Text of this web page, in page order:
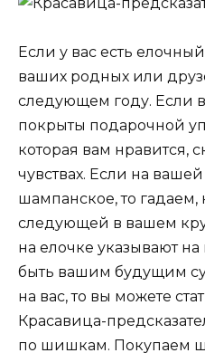
Если у вас есть
ваших родных или
следующем году. Если
покрыты подарочной
которая вам нравится,
чувствах. Если на
шампанское, то гадаем,
следующей в вашем
на елочке указывают
быть вашим будущим
на вас, то вы можете
Красавица-
по шишкам. Покупаем